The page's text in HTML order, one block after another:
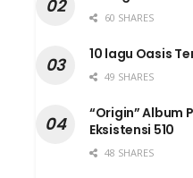
60 SHARES
10 lagu Oasis
49 SHARES
“Origin” Album
Eksistensi 510
48 SHARES